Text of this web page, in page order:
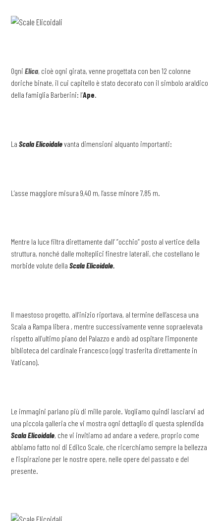
OgniElica, cioè ogni girata, venne progettata con ben 12 colonne
doriche binate, il cui capitello è stato decorato con il simbolo araldico
della famiglia Barberini: l’Ape.
LaScala Elicoidalevanta dimensioni alquanto importanti:
L’asse maggiore misura 9,40 m, l’asse minore 7,85 m.
Mentre la luce filtra direttamente dall’ ”occhio” posto al vertice della
struttura, nonché dalle molteplici finestre laterali, che costellano le
morbide volute dellaScala Elicoidale.
Il maestoso progetto, all’inizio riportava, al termine dell’ascesa una
Scala a Rampa libera , mentre successivamente venne sopraelevata
rispetto all’ultimo piano del Palazzo e andò ad ospitare l’imponente
biblioteca del cardinale Francesco (oggi trasferita direttamente in
Vaticano).
Le immagini parlano più di mille parole. Vogliamo quindi lasciarvi ad
una piccola galleria che vi mostra ogni dettaglio di questa splendida
Scala Elicoidale, che vi invitiamo ad andare a vedere, proprio come
abbiamo fatto noi di Edilco Scale, che ricerchiamo sempre la bellezza
e l’ispirazione per le nostre opere, nelle opere del passato e del
presente.